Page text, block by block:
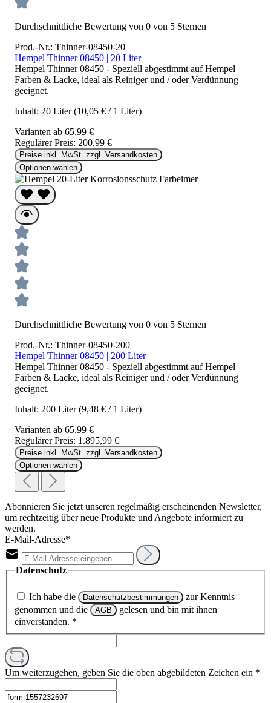
Durchschnittliche Bewertung von 0 von 5 Sternen
Prod.-Nr.: Thinner-08450-20
Hempel Thinner 08450 | 20 Liter
Hempel Thinner 08450 - Speziell abgestimmt auf Hempel
Farben & Lacke, ideal als Reiniger und / oder Verdünnung
geeignet.
Inhalt: 20 Liter(10,05 € / 1 Liter)
Varianten ab 65,99 €
Regulärer Preis: 200,99 €
Preise inkl. MwSt. zzgl. Versandkosten
Optionen wählen
Durchschnittliche Bewertung von 0 von 5 Sternen
Prod.-Nr.: Thinner-08450-200
Hempel Thinner 08450 | 200 Liter
Hempel Thinner 08450 - Speziell abgestimmt auf Hempel
Farben & Lacke, ideal als Reiniger und / oder Verdünnung
geeignet.
Inhalt: 200 Liter(9,48 € / 1 Liter)
Varianten ab 65,99 €
Regulärer Preis: 1.895,99 €
Preise inkl. MwSt. zzgl. Versandkosten
Optionen wählen
Abonnieren Sie jetzt unseren regelmäßig erscheinenden Newsletter,
um rechtzeitig über neue Produkte und Angebote informiert zu
werden.
E-Mail-Adresse*
Datenschutz
Ich habe die Datenschutzbestimmungen
zur Kenntnis
genommen und die
AGB
gelesen und bin mit ihnen
einverstanden. *
Um weiterzugehen, geben Sie die oben abgebildeten Zeichen ein *